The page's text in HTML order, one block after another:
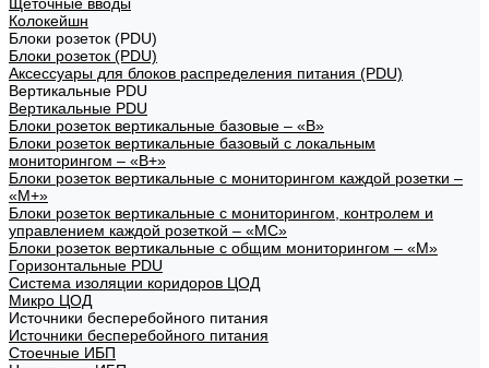
Колокейшн
Блоки розеток (PDU)
Блоки розеток (PDU)
Аксессуары для блоков распределения питания (PDU)
Вертикальные PDU
Вертикальные PDU
Блоки розеток вертикальные базовые – «В»
Блоки розеток вертикальные базовый с локальным
мониторингом – «В+»
Блоки розеток вертикальные с мониторингом каждой розетки –
«М+»
Блоки розеток вертикальные с мониторингом, контролем и
управлением каждой розеткой – «МС»
Блоки розеток вертикальные с общим мониторингом – «М»
Горизонтальные PDU
Система изоляции коридоров ЦОД
Микро ЦОД
Источники бесперебойного питания
Источники бесперебойного питания
Стоечные ИБП